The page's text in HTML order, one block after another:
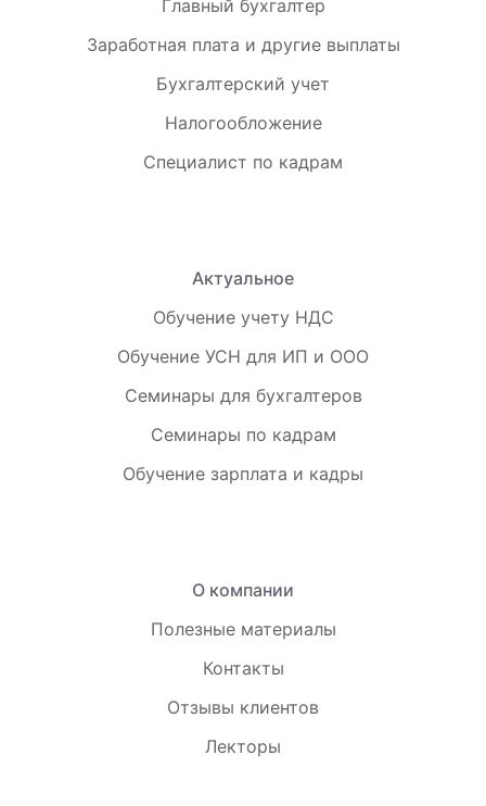
Главный бухгалтер
Заработная плата и другие выплаты
Бухгалтерский учет
Налогообложение
Специалист по кадрам
Актуальное
Обучение учету НДС
Обучение УСН для ИП и ООО
Семинары для бухгалтеров
Семинары по кадрам
Обучение зарплата и кадры
О компании
Полезные материалы
Контакты
Отзывы клиентов
Лекторы